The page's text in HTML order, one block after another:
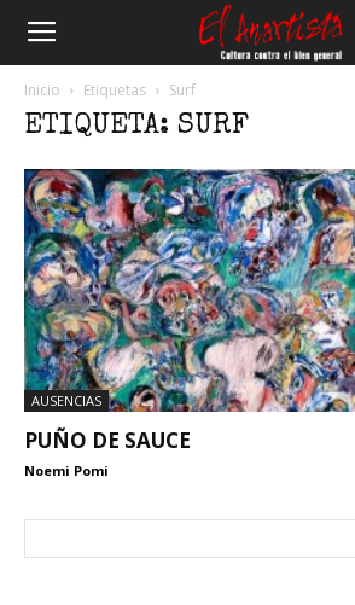
Inicio Etiquetas Surf
ETIQUETA: SURF
AUSENCIAS
PUÑO DE SAUCE
Noemi Pomi